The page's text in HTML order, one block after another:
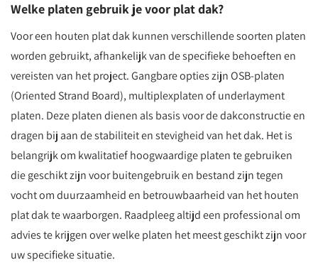
Welke platen gebruik je voor plat dak?
Voor een houten plat dak kunnen verschillende soorten platen
worden gebruikt, afhankelijk van de specifieke behoeften en
vereisten van het project. Gangbare opties zijn OSB-platen
(Oriented Strand Board), multiplexplaten of underlayment
platen. Deze platen dienen als basis voor de dakconstructie en
dragen bij aan de stabiliteit en stevigheid van het dak. Het is
belangrijk om kwalitatief hoogwaardige platen te gebruiken
die geschikt zijn voor buitengebruik en bestand zijn tegen
vocht om duurzaamheid en betrouwbaarheid van het houten
plat dak te waarborgen. Raadpleeg altijd een professional om
advies te krijgen over welke platen het meest geschikt zijn voor
uw specifieke situatie.